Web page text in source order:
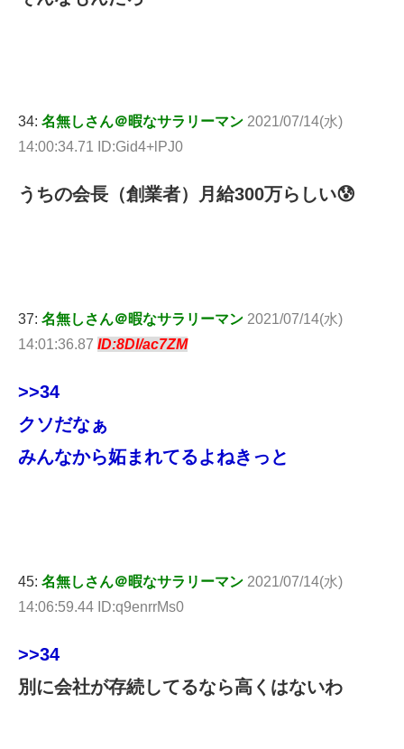
34: 名無しさん＠暇なサラリーマン 2021/07/14(水)
14:00:34.71 ID:Gid4+lPJ0
うちの会長（創業者）月給300万らしい😰
37: 名無しさん＠暇なサラリーマン 2021/07/14(水)
14:01:36.87 ID:8Dl/ac7ZM
>>34
クソだなぁ
みんなから妬まれてるよねきっと
45: 名無しさん＠暇なサラリーマン 2021/07/14(水)
14:06:59.44 ID:q9enrrMs0
>>34
別に会社が存続してるなら高くはないわ